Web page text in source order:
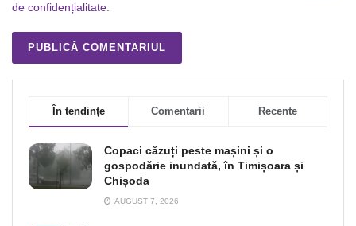
de confidențialitate.
În tendințe Comentarii Recente
Copaci căzuți peste mașini și o
gospodărie inundată, în Timișoara și
Chișoda
AUGUST 7, 2026